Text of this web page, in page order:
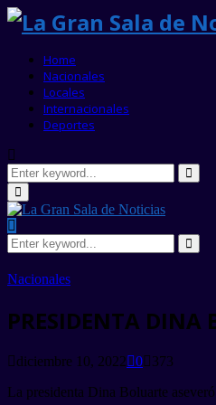
Home
Nacionales
Locales
Internacionales
Deportes
Search
for:Primary
Menu
Search
for:
Nacionales
PRESIDENTA DINA
diciembre 10, 2022 0
373
La presidenta Dina Boluarte